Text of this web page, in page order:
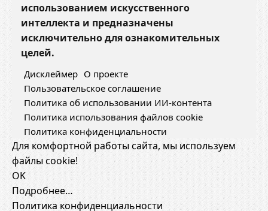
использованием искусственного
интеллекта и предназначены
исключительно для ознакомительных
целей.
Дисклеймер О проекте
Пользовательское соглашение
Политика об использовании ИИ-контента
Политика использования файлов cookie
Политика конфиденциальности
Для комфортной работы сайта, мы используем
файлы cookie!
OK
Подробнее…
Политика конфиденциальности